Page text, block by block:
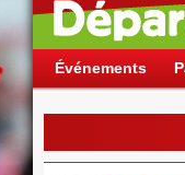
Événements